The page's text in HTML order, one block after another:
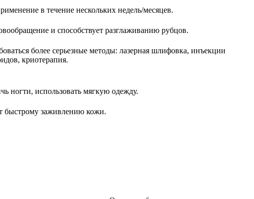
в течение нескольких недель/месяцев.
и способствует разглаживанию рубцов.
более серьезные методы: лазерная шлифовка, инъекции
криотерапия.
ногти, использовать мягкую одежду.
быстрому заживлению кожи.